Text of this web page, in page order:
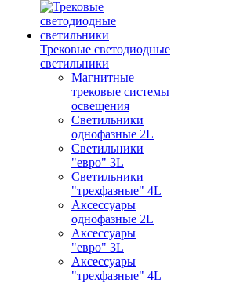
Трековые светодиодные
светильники
Магнитные
трековые системы
освещения
Светильники
однофазные 2L
Светильники
"евро" 3L
Светильники
"трехфазные" 4L
Аксессуары
однофазные 2L
Аксессуары
"евро" 3L
Аксессуары
"трехфазные" 4L